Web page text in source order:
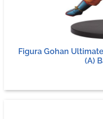
Figura Gohan
(A)